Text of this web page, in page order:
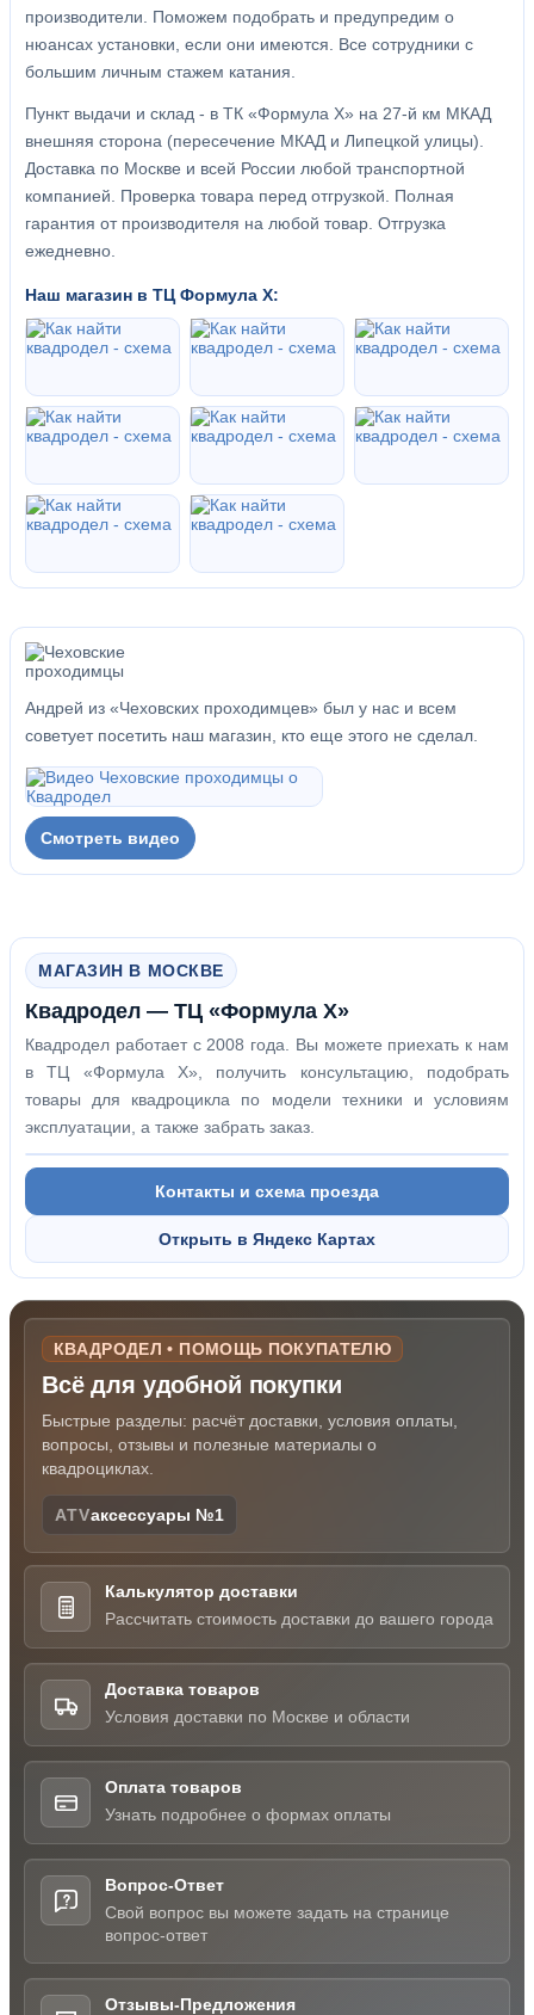
производители. Поможем подобрать и предупредим о
нюансах установки, если они имеются. Все сотрудники с
большим личным стажем катания.
Пункт выдачи и склад - в ТК «Формула X» на 27-й км МКАД
внешняя сторона (пересечение МКАД и Липецкой улицы).
Доставка по Москве и всей России любой транспортной
компанией. Проверка товара перед отгрузкой. Полная
гарантия от производителя на любой товар. Отгрузка
ежедневно.
Наш магазин в ТЦ Формула Х:
Андрей из «Чеховских проходимцев» был у нас и всем
советует посетить наш магазин, кто еще этого не сделал.
Смотреть видео
МАГАЗИН В МОСКВЕ
Квадродел — ТЦ «Формула Х»
Квадродел работает с 2008 года. Вы можете приехать к нам
в ТЦ «Формула Х», получить консультацию, подобрать
товары для квадроцикла по модели техники и условиям
эксплуатации, а также забрать заказ.
Контакты и схема проезда
Открыть в Яндекс Картах
КВАДРОДЕЛ • ПОМОЩЬ ПОКУПАТЕЛЮ
Всё для удобной покупки
Быстрые разделы: расчёт доставки, условия оплаты,
вопросы, отзывы и полезные материалы о
квадроциклах.
ATVаксессуары №1
Калькулятор доставки
Рассчитать стоимость доставки до вашего города
Доставка товаров
Условия доставки по Москве и области
Оплата товаров
Узнать подробнее о формах оплаты
Вопрос-Ответ
Свой вопрос вы можете задать на странице
вопрос-ответ
Отзывы-Предложения